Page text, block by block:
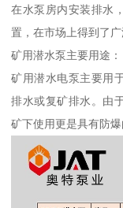
在水泵房内安装排水
置，在市场上得到了广
矿用潜水泵主要用途：
矿用潜水电泵主要用
排水或复矿排水。由
矿下使用更是具有防